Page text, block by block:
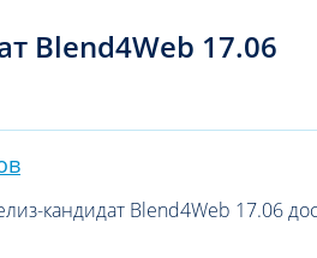
Blend4Web 17.06
кандидат Blend4Web 17.06